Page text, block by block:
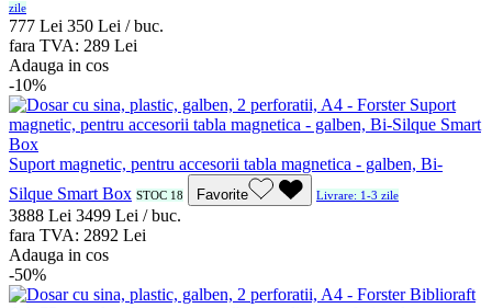
zile
777 Lei 350 Lei / buc.
fara TVA: 289 Lei
Adauga in cos
-10%
Suport magnetic, pentru accesorii tabla magnetica - galben, Bi-
Silque Smart Box STOC 18 Favorite Livrare: 1-3 zile
3888 Lei 3499 Lei / buc.
fara TVA: 2892 Lei
Adauga in cos
-50%